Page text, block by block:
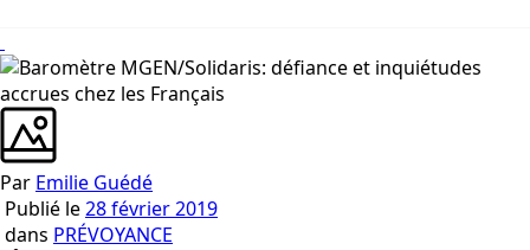
Par Emilie Guédé
Publié le28 février 2019
dans PRÉVOYANCE